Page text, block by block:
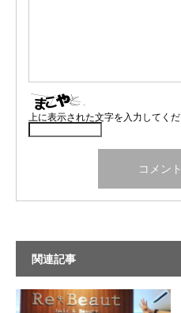
上に表示された文字を入力してくだ
関連記事